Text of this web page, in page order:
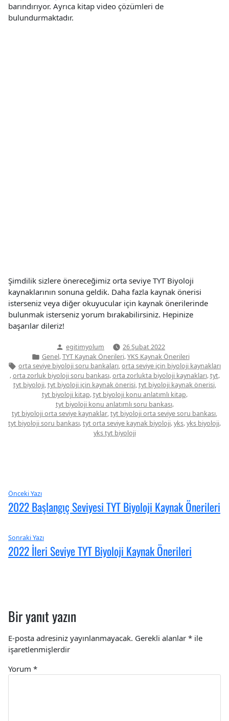
barındırıyor. Ayrıca kitap video çözümleri de
bulundurmaktadır.
Şimdilik sizlere önereceğimiz orta seviye TYT Biyoloji
kaynaklarının sonuna geldik. Daha fazla kaynak önerisi
isterseniz veya diğer okuyucular için kaynak önerilerinde
bulunmak isterseniz yorum bırakabilirsiniz. Hepinize
başarılar dileriz!
Yazan:
egitimyolum
26 Şubat 2022
Yazı
kategorisi
Genel,TYT Kaynak Önerileri,YKS Kaynak Önerileri
Etiketler:
orta seviye biyoloji soru bankaları,orta seviye için biyoloji kaynakları
,orta zorluk biyoloji soru bankası,orta zorlukta biyoloji kaynakları,tyt,
tyt biyoloji,tyt biyoloji için kaynak önerisi,tyt biyoloji kaynak önerisi,
tyt biyoloji kitap,tyt biyoloji konu anlatımlı kitap,
tyt biyoloji konu anlatımlı soru bankası,
tyt biyoloji orta seviye kaynaklar,tyt biyoloji orta seviye soru bankası,
tyt biyoloji soru bankası,tyt orta seviye kaynak biyoloji,yks,yks biyoloji,
yks tyt biyoloji
Yazı
gezinmesi
Önceki YazıÖnceki
yazı:
2022 Başlangıç Seviyesi TYT Biyoloji Kaynak Önerileri
Sonraki YazıSıradaki
Yazı:
2022 İleri Seviye TYT Biyoloji Kaynak Önerileri
Bir yanıt yazın
E-posta adresiniz yayınlanmayacak. Gerekli alanlar * ile
işaretlenmişlerdir
Yorum *